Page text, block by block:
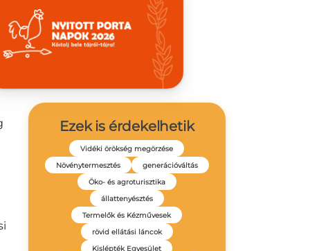
Ezek is érdekelhetik
Vidéki örökség megörzése
Növénytermesztés
generációváltás
Öko- és agroturisztika
állattenyésztés
Termelők és Kézművesek
rövid ellátási láncok
Kislépték Egyesület